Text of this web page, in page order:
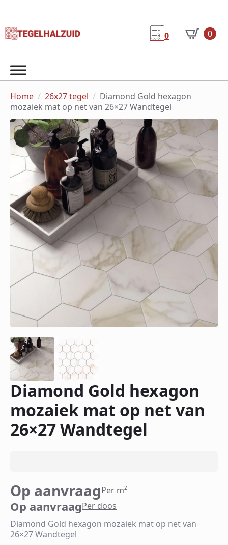
0 0
Home 26x27 tegel
Diamond Gold hexagon
mozaiek mat op net van 26×27 Wandtegel
Diamond Gold hexagon
mozaiek mat op net van
26×27 Wandtegel
Op aanvraagPer m²
Op aanvraagPer doos
Diamond Gold hexagon mozaiek mat op net van
26×27 Wandtegel